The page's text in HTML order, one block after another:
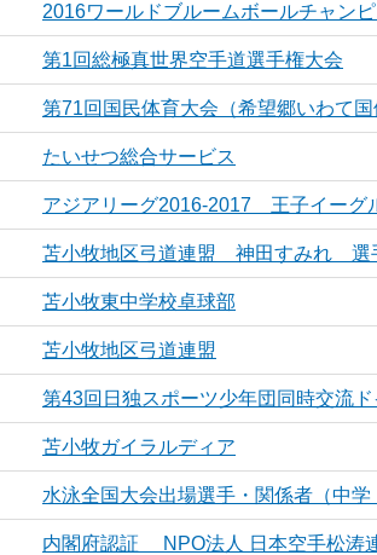
2016ワールドブルームボールチャン
第1回総極真世界空手道選手権大会
第71回国民体育大会（希望郷いわて国
たいせつ総合サービス
アジアリーグ2016‐2017 王子イーグ
苫小牧地区弓道連盟 神田すみれ 選
苫小牧東中学校卓球部
苫小牧地区弓道連盟
第43回日独スポーツ少年団同時交流ド
苫小牧ガイラルディア
水泳全国大会出場選手・関係者（中学
内閣府認証 NPO法人 日本空手松涛